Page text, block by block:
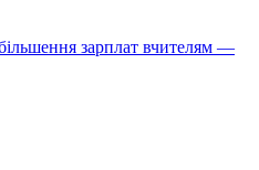
зарплат вчителям —